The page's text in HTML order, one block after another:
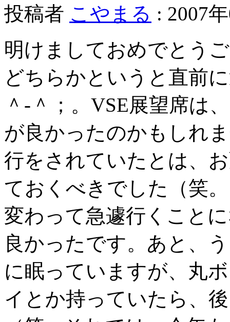
投稿者 こやまる : 2007
明けましておめでとう
どちらかというと直前
＾-＾；。VSE展望席は
が良かったのかもしれ
行をされていたとは、
ておくべきでした（笑
変わって急遽行くこと
良かったです。あと、
に眠っていますが、丸
イとか持っていたら、